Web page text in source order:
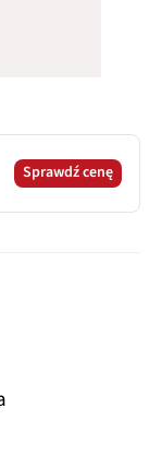
Sprawdź cenę